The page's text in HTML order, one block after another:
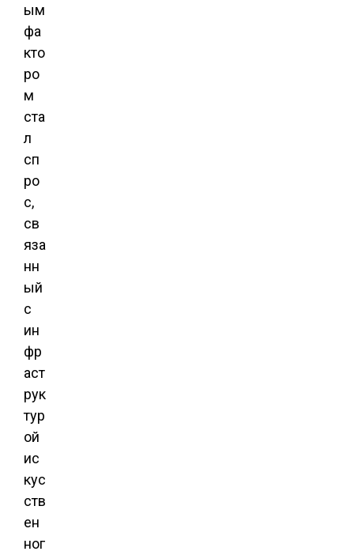
ым
фа
кто
ро
м
ста
л
сп
ро
с,
св
яза
нн
ый
с
ин
фр
аст
рук
тур
ой
ис
кус
ств
ен
ног